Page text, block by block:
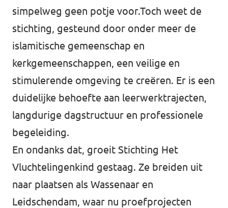
simpelweg geen potje voor.Toch weet de
stichting, gesteund door onder meer de
islamitische gemeenschap en
kerkgemeenschappen, een veilige en
stimulerende omgeving te creëren. Er is een
duidelijke behoefte aan leerwerktrajecten,
langdurige dagstructuur en professionele
begeleiding.
En ondanks dat, groeit Stichting Het
Vluchtelingenkind gestaag. Ze breiden uit
naar plaatsen als Wassenaar en
Leidschendam, waar nu proefprojecten